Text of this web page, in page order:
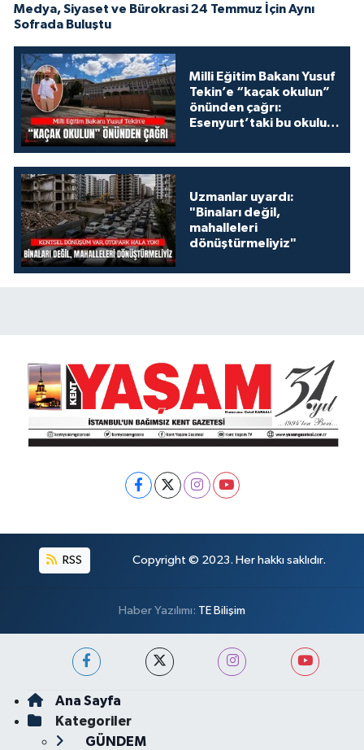
Medya, Siyaset ve Bürokrasi 24 Temmuz İçin Aynı
Sofrada Buluştu
Milli Eğitim Bakanı Yusuf
Tekin’e “kaçak okulun”
önünden çağrı:
Esenyurt’taki bu okulu
Uzmanlar uyardı:
"Binaları değil,
mahalleleri
dönüştürmeliyiz"
RSS Copyright © 2023. Her hakkı saklıdır.
Haber Yazılımı: TE Bilişim
Ana Sayfa
Kategoriler
GÜNDEM